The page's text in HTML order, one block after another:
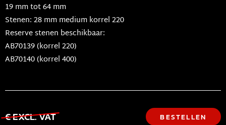
19 mm tot 64 mm
Stenen: 28 mm medium korrel 220
Reserve stenen beschikbaar:
AB70139 (korrel 220)
AB70140 (korrel 400)
€ EXCL. VAT BESTELLEN